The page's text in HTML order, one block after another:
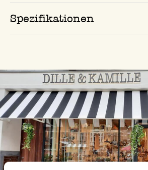
Spezifikationen